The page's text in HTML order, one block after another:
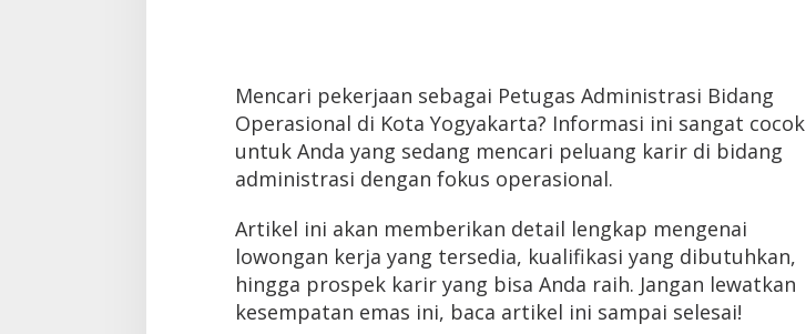
Mencari pekerjaan sebagai Petugas Administrasi Bidang
Operasional di Kota Yogyakarta? Informasi ini sangat cocok
untuk Anda yang sedang mencari peluang karir di bidang
administrasi dengan fokus operasional.
Artikel ini akan memberikan detail lengkap mengenai
lowongan kerja yang tersedia, kualifikasi yang dibutuhkan,
hingga prospek karir yang bisa Anda raih. Jangan lewatkan
kesempatan emas ini, baca artikel ini sampai selesai!